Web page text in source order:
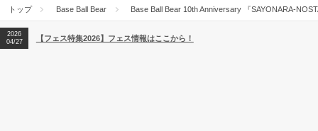
トップ Base Ball Bear Base Ball Bear 10th Anniversary 『SAYONARA-
2026
【ライブ動員ランキング】2026年上半期編発表！
2026
04/27
【フェス特集2026】フェス情報はここから！